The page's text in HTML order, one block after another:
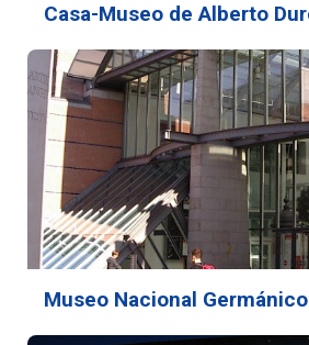
Casa-Museo de Alberto
Museo Nacional